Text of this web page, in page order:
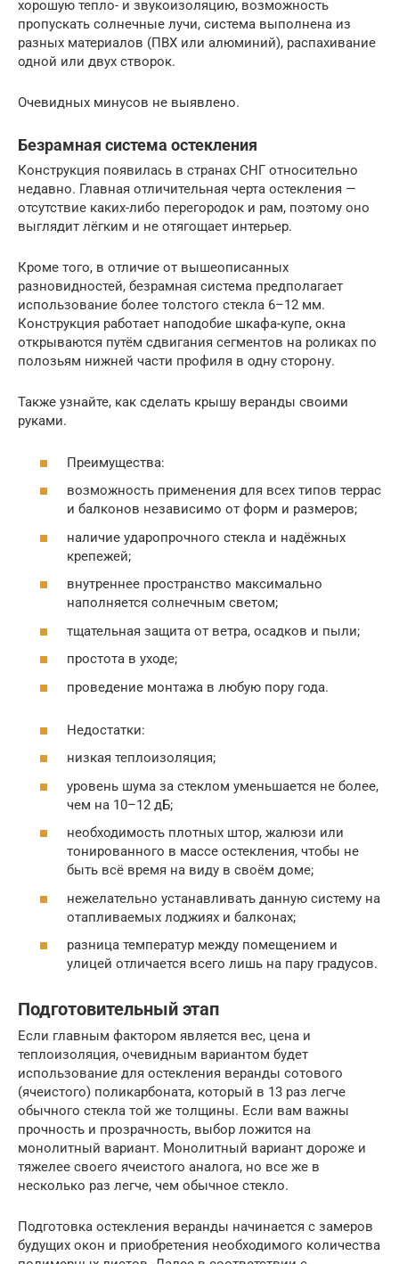
хорошую тепло- и звукоизоляцию, возможность
пропускать солнечные лучи, система выполнена из
разных материалов (ПВХ или алюминий), распахивание
одной или двух створок.
Очевидных минусов не выявлено.
Безрамная система остекления
Конструкция появилась в странах СНГ относительно
недавно. Главная отличительная черта остекления —
отсутствие каких-либо перегородок и рам, поэтому оно
выглядит лёгким и не отягощает интерьер.
Кроме того, в отличие от вышеописанных
разновидностей, безрамная система предполагает
использование более толстого стекла 6–12 мм.
Конструкция работает наподобие шкафа-купе, окна
открываются путём сдвигания сегментов на роликах по
полозьям нижней части профиля в одну сторону.
Также узнайте, как сделать крышу веранды своими
руками.
Преимущества:
возможность применения для всех типов террас
и балконов независимо от форм и размеров;
наличие ударопрочного стекла и надёжных
крепежей;
внутреннее пространство максимально
наполняется солнечным светом;
тщательная защита от ветра, осадков и пыли;
простота в уходе;
проведение монтажа в любую пору года.
Недостатки:
низкая теплоизоляция;
уровень шума за стеклом уменьшается не более,
чем на 10–12 дБ;
необходимость плотных штор, жалюзи или
тонированного в массе остекления, чтобы не
быть всё время на виду в своём доме;
нежелательно устанавливать данную систему на
отапливаемых лоджиях и балконах;
разница температур между помещением и
улицей отличается всего лишь на пару градусов.
Подготовительный этап
Если главным фактором является вес, цена и
теплоизоляция, очевидным вариантом будет
использование для остекления веранды сотового
(ячеистого) поликарбоната, который в 13 раз легче
обычного стекла той же толщины. Если вам важны
прочность и прозрачность, выбор ложится на
монолитный вариант. Монолитный вариант дороже и
тяжелее своего ячеистого аналога, но все же в
несколько раз легче, чем обычное стекло.
Подготовка остекления веранды начинается с замеров
будущих окон и приобретения необходимого количества